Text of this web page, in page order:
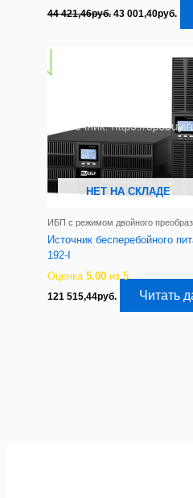
44 421,46руб. Первоначальная
43 001,40руб.
НЕТ НА СКЛАДЕ
ИБП с режимом двойного
Источник бесперебойного
192-I
Оценка5.00 из 5
121 515,44руб. Читать